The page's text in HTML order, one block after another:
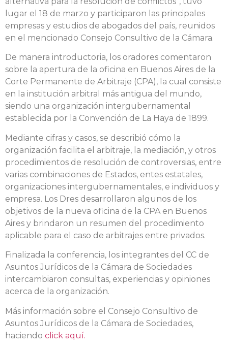
lugar el 18 de marzo y participaron las principales
empresas y estudios de abogados del país, reunidos
en el mencionado Consejo Consultivo de la Cámara.
De manera introductoria, los oradores comentaron
sobre la apertura de la oficina en Buenos Aires de la
Corte Permanente de Arbitraje (CPA), la cual consiste
en la institución arbitral más antigua del mundo,
siendo una organización intergubernamental
establecida por la Convención de La Haya de 1899.
Mediante cifras y casos, se describió cómo la
organización facilita el arbitraje, la mediación, y otros
procedimientos de resolución de controversias, entre
varias combinaciones de Estados, entes estatales,
organizaciones intergubernamentales, e individuos y
empresa. Los Dres desarrollaron algunos de los
objetivos de la nueva oficina de la CPA en Buenos
Aires y brindaron un resumen del procedimiento
aplicable para el caso de arbitrajes entre privados.
Finalizada la conferencia, los integrantes del CC de
Asuntos Jurídicos de la Cámara de Sociedades
intercambiaron consultas, experiencias y opiniones
acerca de la organización.
Más información sobre el Consejo Consultivo de
Asuntos Jurídicos de la Cámara de Sociedades,
haciendo click aquí.